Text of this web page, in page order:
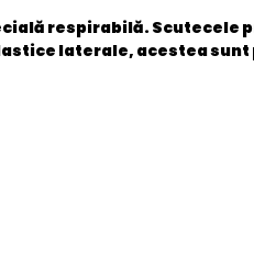
respirabilă. Scutecele
laterale, acestea